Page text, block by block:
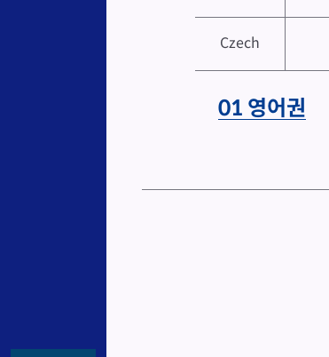
01 영어권
Czech